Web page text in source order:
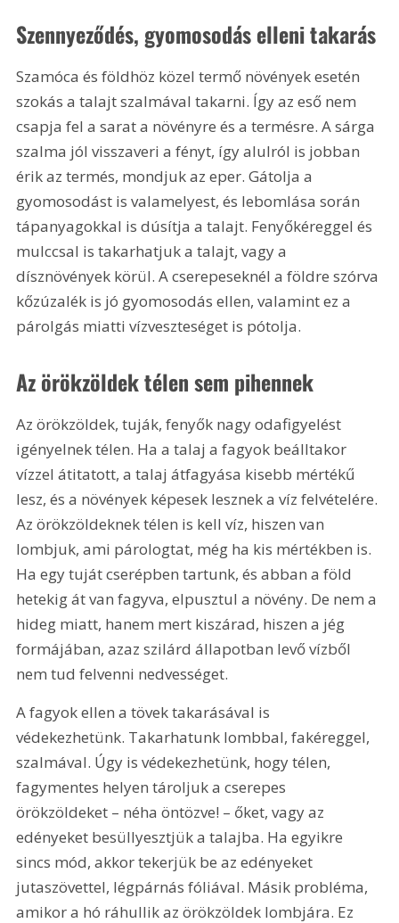
Szennyeződés, gyomosodás elleni takarás
Szamóca és földhöz közel termő növények esetén
szokás a talajt szalmával takarni. Így az eső nem
csapja fel a sarat a növényre és a termésre. A sárga
szalma jól visszaveri a fényt, így alulról is jobban
érik az termés, mondjuk az eper. Gátolja a
gyomosodást is valamelyest, és lebomlása során
tápanyagokkal is dúsítja a talajt. Fenyőkéreggel és
mulccsal is takarhatjuk a talajt, vagy a
dísznövények körül. A cserepeseknél a földre szórva
kőzúzalék is jó gyomosodás ellen, valamint ez a
párolgás miatti vízveszteséget is pótolja.
Az örökzöldek télen sem pihennek
Az örökzöldek, tuják, fenyők nagy odafigyelést
igényelnek télen. Ha a talaj a fagyok beálltakor
vízzel átitatott, a talaj átfagyása kisebb mértékű
lesz, és a növények képesek lesznek a víz felvételére.
Az örökzöldeknek télen is kell víz, hiszen van
lombjuk, ami párologtat, még ha kis mértékben is.
Ha egy tuját cserépben tartunk, és abban a föld
hetekig át van fagyva, elpusztul a növény. De nem a
hideg miatt, hanem mert kiszárad, hiszen a jég
formájában, azaz szilárd állapotban levő vízből
nem tud felvenni nedvességet.
A fagyok ellen a tövek takarásával is
védekezhetünk. Takarhatunk lombbal, fakéreggel,
szalmával. Úgy is védekezhetünk, hogy télen,
fagymentes helyen tároljuk a cserepes
örökzöldeket – néha öntözve! – őket, vagy az
edényeket besüllyesztjük a talajba. Ha egyikre
sincs mód, akkor tekerjük be az edényeket
jutaszövettel, légpárnás fóliával. Másik probléma,
amikor a hó ráhullik az örökzöldek lombjára. Ez